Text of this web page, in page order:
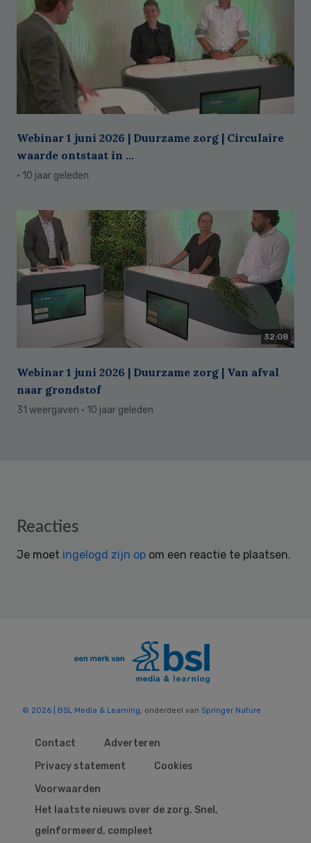
Webinar 1 juni 2026 | Duurzame zorg | Circulaire
waarde ontstaat in ...
· 10 jaar geleden
32:08
Webinar 1 juni 2026 | Duurzame zorg | Van afval
naar grondstof
31 weergaven · 10 jaar geleden
Reader
Reacties
Je moet ingelogd zijn op om een reactie te plaatsen.
© 2026 | BSL Media & Learning, onderdeel van Springer Nature
Contact
Adverteren
Privacy statement
Cookies
Voorwaarden
Het laatste nieuws over de zorg. Snel,
geïnformeerd, compleet